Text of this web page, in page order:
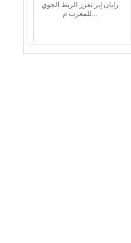
رايان إير تعزز الربط الجوي
للمغرب م...